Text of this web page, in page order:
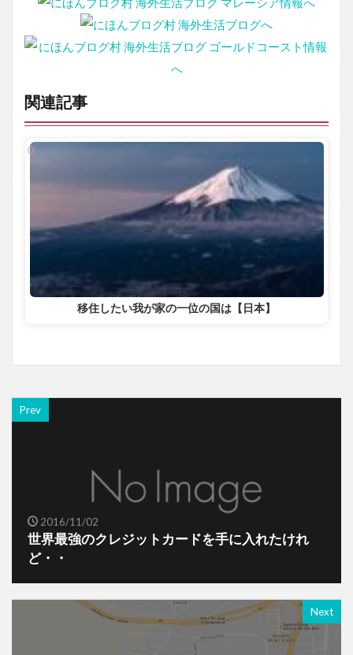
関連記事
移住したい我が家の一位の国は【日本】
Prev
2016/11/02
世界最強のクレジットカードを手に入れたけれ
ど・・
Next